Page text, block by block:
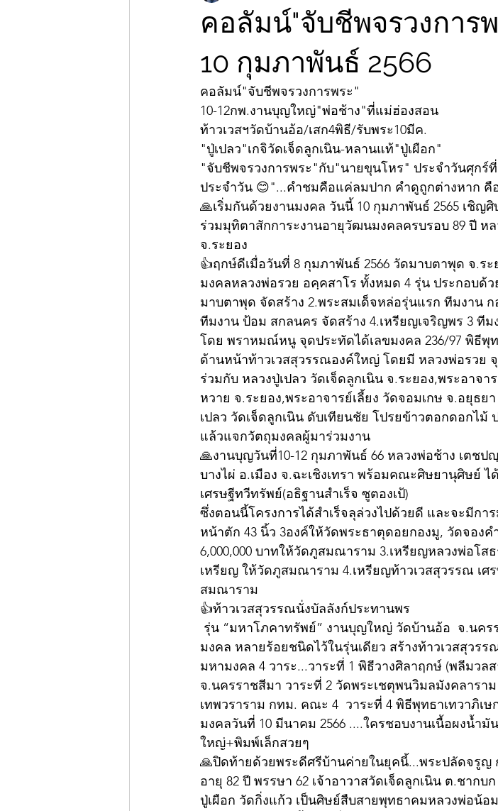
คอลัมน์"จับชีพจรวงการ
10 กุมภาพันธ์ 2566
คอลัมน์"จับชีพจรวงการพระ"
10-12กพ.งานบุญใหญ่"พ่อช้าง"ที่แม่ฮ่องสอน
ท้าวเวสฯวัดบ้านอ้อ/เสก4พิธี/รับพระ10มีค.
"ปู่เปลว"เกจิวัดเจ็ดลูกเนิน-หลานแท้"ปู่เผือก"
"จับชีพจรวงการพระ"กับ"นายขุนโหร" ประจำวันศุกร์
ประจำวัน 😊"...คำชมคือแค่ลมปาก คำดูถูกต่างหาก คื
🙏เริ่มกันด้วยงานมงคล วันนี้ 10 กุมภาพันธ์ 2565 เชิ
ร่วมมุทิตาสักการะงานอายุวัฒนมงคลครบรอบ 89 ปี
จ.ระยอง
👍ฤกษ์ดีเมื่อวันที่ 8 กุมภาพันธ์ 2566 วัดมาบตาพุด จ.ร
มงคลหลวงพ่อรวย อคฺคสาโร ทั้งหมด 4 รุ่น ประกอบด้
มาบตาพุด จัดสร้าง 2.พระสมเด็จหล่อรุ่นแรก ทีมงาน
ทีมงาน ป้อม สกลนคร จัดสร้าง 4.เหรียญเจริญพร 3 ทีม
โดย พราหมณ์หนู จุดประทัดได้เลขมงคล 236/97 พิธีพุ
ด้านหน้าท้าวเวสสุวรรณองค์ใหญ่ โดยมี หลวงพ่อรวย
ร่วมกับ หลวงปู่เปลว วัดเจ็ดลูกเนิน จ.ระยอง,พระอาจ
หวาย จ.ระยอง,พระอาจารย์เลี้ยง วัดจอมเกษ จ.อยุธย
เปลว วัดเจ็ดลูกเนิน ดับเทียนชัย โปรยข้าวตอกดอกไ
แล้วแจกวัตถุมงคลผู้มาร่วมงาน
🙏งานบุญวันที่10-12 กุมภาพันธ์ 66 หลวงพ่อช้าง เตช
บางไผ่ อ.เมือง จ.ฉะเชิงเทรา พร้อมคณะศิษยานุศิษย์
เศรษฐีทวีทรัพย์(อธิฐานสำเร็จ ซูตองเป้)
ซึ่งตอนนี้โครงการได้สำเร็จลุล่วงไปด้วยดี และจะมีก
หน้าตัก 43 นิ้ว 3องค์ให้วัดพระธาตุดอยกองมู, วัดจอง
6,000,000 บาทให้วัดภูสมณาราม 3.เหรียญหลวงพ่อโส
เหรียญ ให้วัดภูสมณาราม 4.เหรียญท้าวเวสสุวรรณ เศ
สมณาราม
👍ท้าวเวสสุวรรณนั่งบัลลังก์ประทานพร
มงคล หลายร้อยชนิดไว้ในรุ่นเดียว สร้างท้าวเวสสุวร
มหามงคล 4 วาระ...วาระที่ 1 พิธีวางศิลาฤกษ์ (พลีมว
จ.นครราชสีมา วาระที่ 2 วัดพระเชตุพนวิมลมังคลาร
เทพวราราม กทม. คณะ 4  วาระที่ 4 พิธีพุทธาเทวาภิเ
มงคลวันที่ 10 มีนาคม 2566 ....ใครชอบงานเนื้อผงน้ำ
ใหญ่+พิมพ์เล็กสวยๆ
🙏ปิดท้ายด้วยพระดีศรีบ้านค่ายในยุคนี้...พระปลัดจรู
อายุ 82 ปี พรรษา 62 เจ้าอาวาสวัดเจ็ดลูกเนิน ต.ชาก
ปู่เผือก วัดกิ่งแก้ว เป็นศิษย์สืบสายพุทธาคมหลวงพ่อน้